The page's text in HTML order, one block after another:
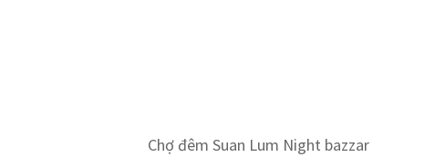
Chợ đêm Suan Lum Night bazzar